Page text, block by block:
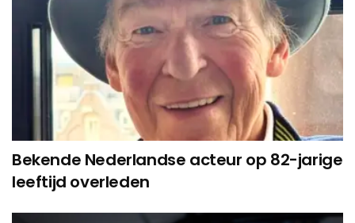
Bekende Nederlandse acteur op 82-jarige
leeftijd overleden